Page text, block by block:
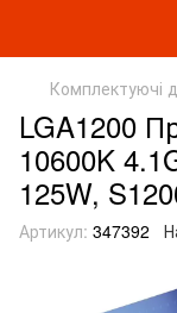
Комплектуючі
LGA1200
10600K
125W,
Артикул: 347392